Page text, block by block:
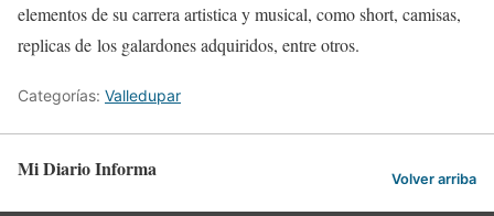
elementos de su carrera artistica y musical, como short, camisas,
replicas de los galardones adquiridos, entre otros.
Categorías: Valledupar
Mi Diario Informa Volver arriba